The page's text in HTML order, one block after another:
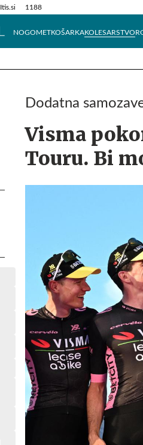
Itis.si 1188
NOGOMETKOŠARKAKOLESARSTVO
Tehnik
Dodatna
Visma
Touru. Bi